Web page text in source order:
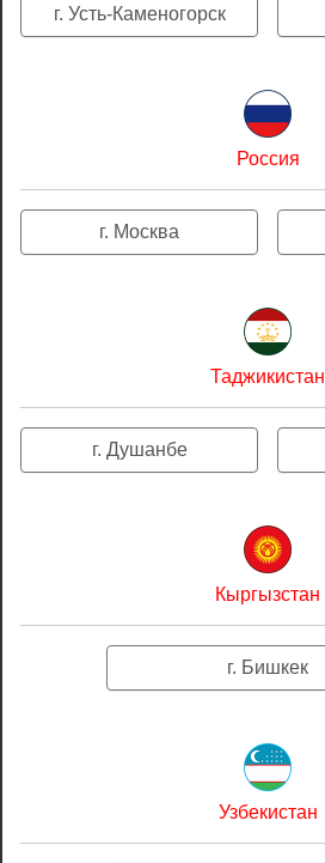
г. Усть-Каменогорск
Россия
г. Москва
Таджикистан
г. Душанбе
Кыргызстан
г. Бишкек
Узбекистан